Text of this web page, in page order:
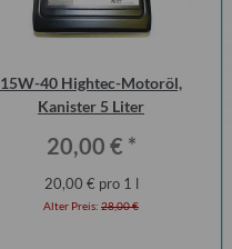
15W-40 Hightec-Motoröl,
Kanister 5 Liter
20,00 € *
20,00 € pro 1 l
Alter Preis: 28,00 €